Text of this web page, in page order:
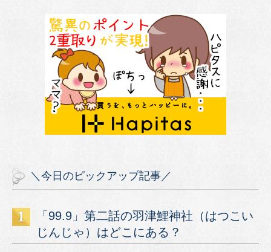
＼今日のピックアップ記事／
「99.9」第二話の羽津鯉神社（はつこい
じんじゃ）はどこにある？